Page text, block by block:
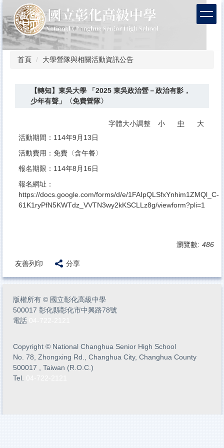
到
主
要
內
首頁 大學營隊與相關活動資訊公告
【轉知】東吳大學 「2025 東吳政治營－政治有影，
少年有聲」〈免費營隊〉
字體大小調整 小 中
大
活動期間：114年9月13日
活動費用：免費〈含午餐〉
報名期限：114年8月16日
報名網址：
https://docs.google.com/forms/d/e/1FAIpQLSfxYnhim1ZMQl_C-
61K1ryPfN5KWTdz_VVTN3wy2kKSCLLz8g/viewform?pli=1
瀏覽數: 486
友善列印 分享
版權所有 © 國立彰化高級中學
500017 彰化縣彰化市中興路78號
電話
Copyright © National Changhua Senior High School
No. 78, Zhongxing Rd., Changhua City, Changhua County
500017 , Taiwan (R.O.C.)
Tel.